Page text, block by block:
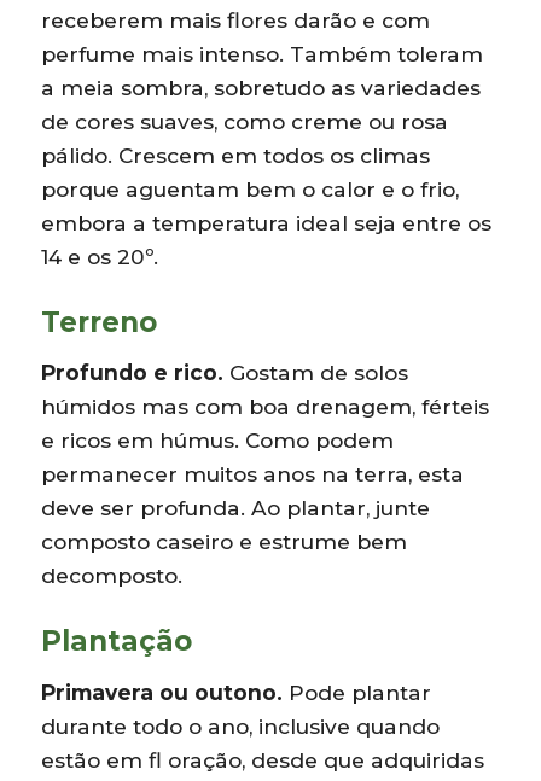
receberem mais flores darão e com
perfume mais intenso. Também toleram
a meia sombra, sobretudo as variedades
de cores suaves, como creme ou rosa
pálido. Crescem em todos os climas
porque aguentam bem o calor e o frio,
embora a temperatura ideal seja entre os
14 e os 20º.
Terreno
Profundo e rico. Gostam de solos
húmidos mas com boa drenagem, férteis
e ricos em húmus. Como podem
permanecer muitos anos na terra, esta
deve ser profunda. Ao plantar, junte
composto caseiro e estrume bem
decomposto.
Plantação
Primavera ou outono. Pode plantar
durante todo o ano, inclusive quando
estão em fl oração, desde que adquiridas